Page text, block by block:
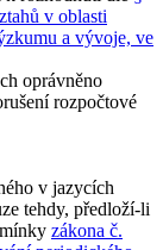
v oblasti
a vývoje, ve
oprávněno
rozpočtové
v jazycích
tehdy, předloží-li
zákona č.